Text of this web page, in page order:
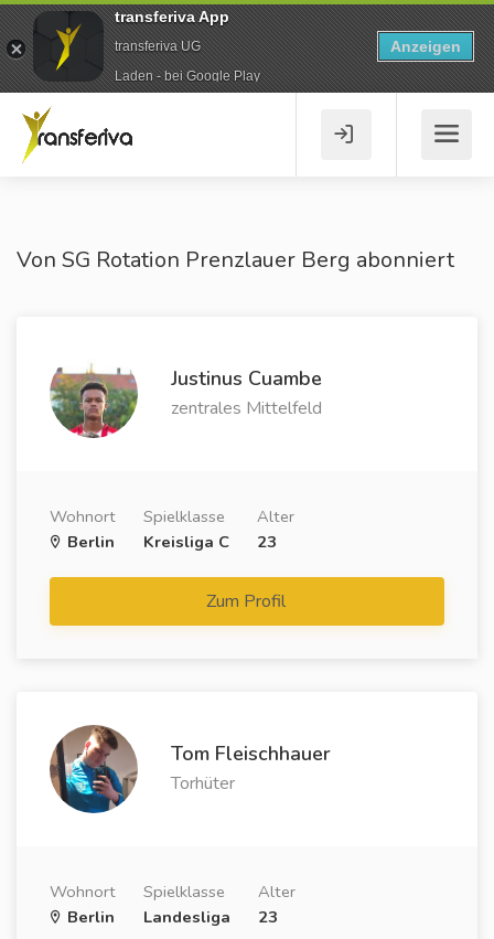
Von SG Rotation Prenzlauer Berg abonniert
Justinus Cuambe
zentrales Mittelfeld
Wohnort
Berlin
Spielklasse
Kreisliga C
Alter
23
Zum Profil
Tom Fleischhauer
Torhüter
Wohnort
Berlin
Spielklasse
Landesliga
Alter
23
transferiva App
transferiva UG
Laden - bei Google Play
Anzeigen